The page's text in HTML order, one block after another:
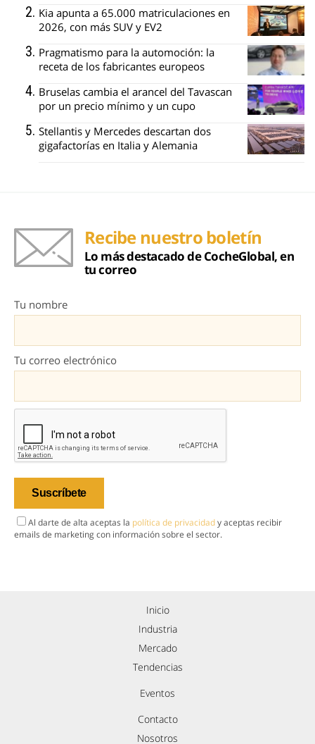
Kia apunta a 65.000 matriculaciones en
2026, con más SUV y EV2
Pragmatismo para la automoción: la
receta de los fabricantes europeos
Bruselas cambia el arancel del Tavascan
por un precio mínimo y un cupo
Stellantis y Mercedes descartan dos
gigafactorías en Italia y Alemania
Recibe nuestro boletín
Lo más destacado de CocheGlobal, en
tu correo
Tu nombre
Tu correo electrónico
Al darte de alta aceptas la política de privacidady aceptas recibir
emails de marketing con información sobre el sector.
Inicio
Industria
Mercado
Tendencias
Eventos
Contacto
Nosotros